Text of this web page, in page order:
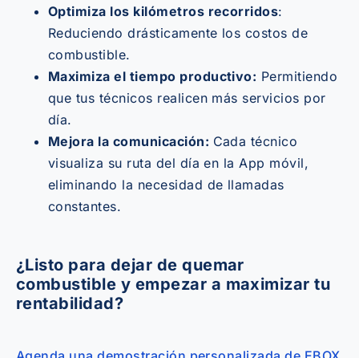
Optimiza los kilómetros recorridos:
Reduciendo drásticamente los costos de
combustible.
Maximiza el tiempo productivo: Permitiendo
que tus técnicos realicen más servicios por
día.
Mejora la comunicación: Cada técnico
visualiza su ruta del día en la App móvil,
eliminando la necesidad de llamadas
constantes.
¿Listo para dejar de quemar
combustible y empezar a maximizar tu
rentabilidad?